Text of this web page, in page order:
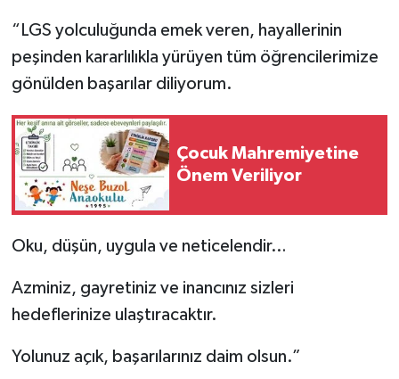
“LGS yolculuğunda emek veren, hayallerinin
peşinden kararlılıkla yürüyen tüm öğrencilerimize
gönülden başarılar diliyorum.
Çocuk Mahremiyetine
Önem Veriliyor
Oku, düşün, uygula ve neticelendir…
Azminiz, gayretiniz ve inancınız sizleri
hedeflerinize ulaştıracaktır.
Yolunuz açık, başarılarınız daim olsun.”